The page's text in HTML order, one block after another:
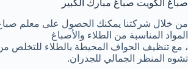
صباغ الكويت صباغ مبارك الكبير
من خلال شركتنا يمكنك الحصول على معلم صباغ
المواد المناسبة من الطلاء والأصباغ
، مع تنظيف الحواف المحيطة بالطلاء للتخلص من
تشوه المنظر الجمالي للجدران.